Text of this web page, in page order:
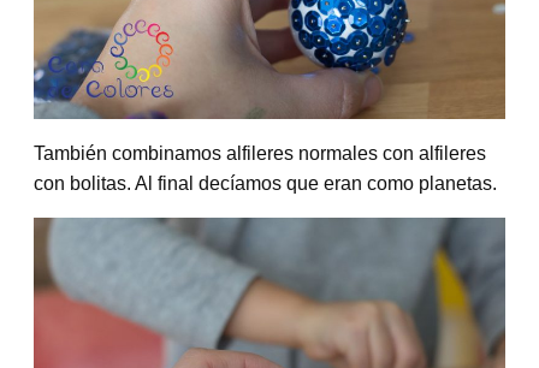
También combinamos alfileres normales con alfileres
con bolitas. Al final decíamos que eran como planetas.